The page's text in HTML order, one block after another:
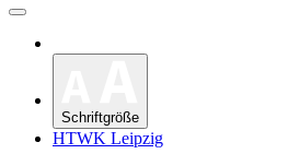
Schriftgröße
HTWK Leipzig